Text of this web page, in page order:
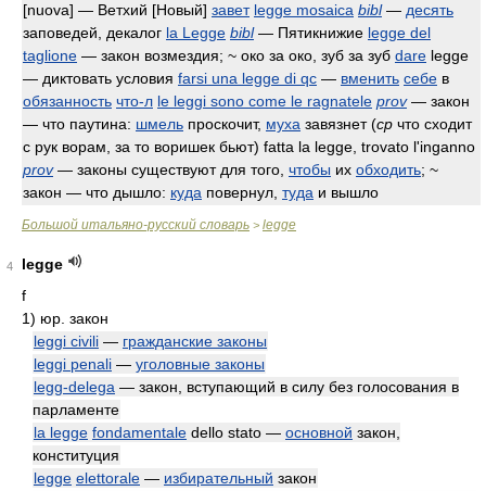
[nuova] — Ветхий [Новый] завет legge mosaica bibl — десять
заповедей, декалог la Legge bibl — Пятикнижие legge del
taglione — закон возмездия; ~ око за око, зуб за зуб dare legge
— диктовать условия farsi una legge di qc — вменить себе в
обязанность что-л le leggi sono come le ragnatele prov — закон
— что паутина: шмель проскочит, муха завязнет (ср что сходит
с рук ворам, за то воришек бьют) fatta la legge, trovato l'inganno
prov — законы существуют для того, чтобы их обходить; ~
закон — что дышло: куда повернул, туда и вышло
Большой итальяно-русский словарь > legge
4
legge
f
1) юр. закон
leggi civili — гражданские законы
leggi penali — уголовные законы
legg-delega — закон, вступающий в силу без голосования в
парламенте
la legge fondamentale dello stato — основной закон,
конституция
legge elettorale — избирательный закон